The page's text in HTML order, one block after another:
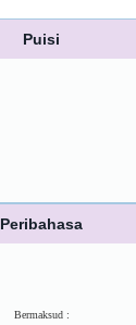
Puisi
Peribahasa
Bermaksud :